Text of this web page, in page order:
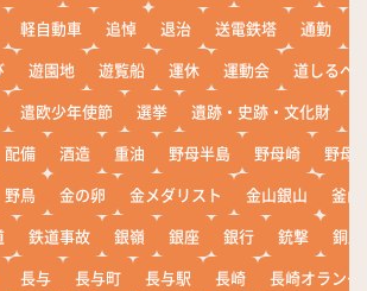
軽自動車 追悼 退治 送電鉄塔 通勤
遊園地 遊覧船 運休 運動会
道しるべ
遣欧少年使節 選挙 遺跡・史跡・文化財
配備 酒造 重油 野母半島 野母崎
野母
野鳥 金の卵 金メダリスト 金山銀山
釜山
鉄道事故 銀嶺 銀座 銀行 銃撃
銅座
長与 長与町 長与駅 長崎
長崎オランダ